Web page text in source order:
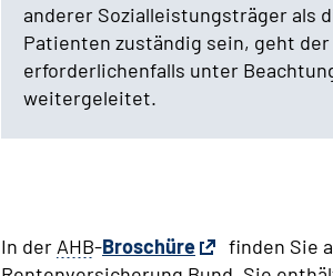
anderer Sozialleistungsträger als
Patienten zuständig sein, geht
erforderlichenfalls unter
weitergeleitet.
In der AHB-Broschüre
finden Sie